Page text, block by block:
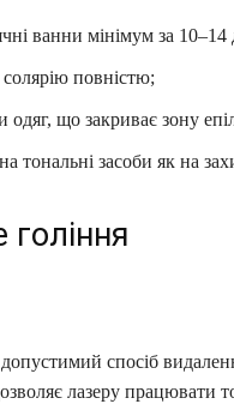
ванни мінімум за 10–14
повністю;
одяг, що закриває зону
тональні засоби як на
спосіб
лазеру працювати